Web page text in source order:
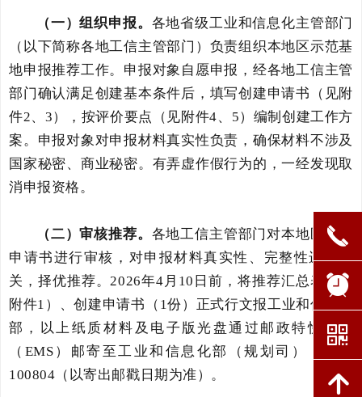
（一）组织申报。 各地省级工业和信息化主管部门
（以下简称各地工信主管部门）负责组织本地区示范基
地申报推荐工作。申报对象自愿申报，经各地工信主管
部门确认满足创建基本条件后，填写创建申请书（见附
件2、3），按评价要点（见附件4、5）编制创建工作方
案。申报对象对申报材料真实性负责，确保材料不涉及
国家秘密、商业秘密。有弄虚作假行为的，一经发现取
消申报资格。
（二）审核推荐。 各地工信主管部门对本地区创建
申请书进行审核，对申报材料真实性、完整性进行把
关，择优推荐。2026年4月10日前，将推荐汇总表（见
附件1）、创建申请书（1份）正式行文报工业和信息化
部，以上纸质材料及电子版光盘通过邮政特快专递
（EMS）邮寄至工业和信息化部（规划司），邮编
100804（以寄出邮戳日期为准）。
끅
뀥
낃
녕